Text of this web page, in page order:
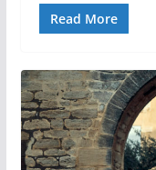
Read More